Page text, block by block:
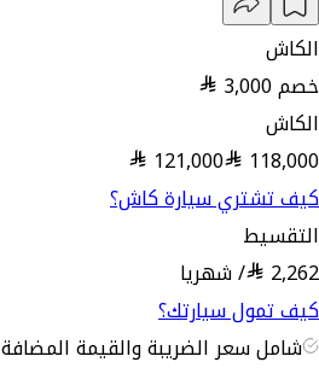
الكاش
خصم3,000
الكاش
118,000
121,000
كيف تشتري سيارة كاش؟
التقسيط
2,262
/شهريا
كيف تمول سيارتك؟
شامل سعر الضريبة والقيمة المضافة